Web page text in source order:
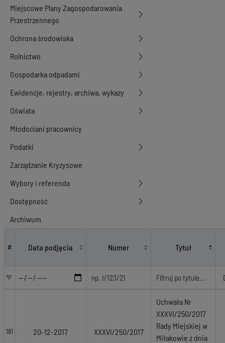
Miejscowe Plany Zagospodarowania
Przestrzennego
Ochrona środowiska
Rolnictwo
Gospodarka odpadami
Ewidencje, rejestry, archiwa, wykazy
Oświata
Młodociani pracownicy
Podatki
Zarządzanie Kryzysowe
Wybory i referenda
Dostępność
Archiwum
# Data podjęcia Numer Tytuł
181 20-12-2017 XXXVI/250/2017
Uchwała Nr
XXXVI/250/2017
Rady Miejskiej w
Miłakowie z dnia